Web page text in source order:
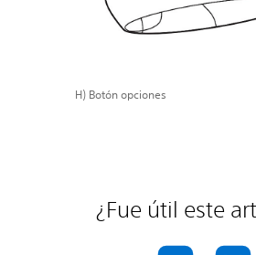
H) Botón opciones
¿Fue útil este